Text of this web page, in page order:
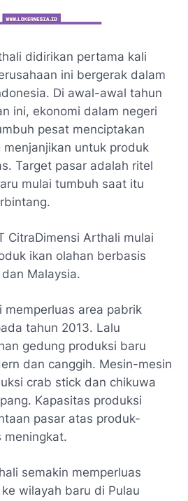
didirikan pertama kali
ini bergerak dalam
Di awal-awal tahun
ini, ekonomi dalam negeri
pesat menciptakan
menjanjikan untuk produk
Target pasar adalah ritel
mulai tumbuh saat itu
CitraDimensi Arthali mulai
ikan olahan berbasis
Malaysia.
memperluas area pabrik
tahun 2013. Lalu
gedung produksi baru
dan canggih. Mesin-mesin
crab stick dan chikuwa
Kapasitas produksi
pasar atas produk-
meningkat.
semakin memperluas
wilayah baru di Pulau